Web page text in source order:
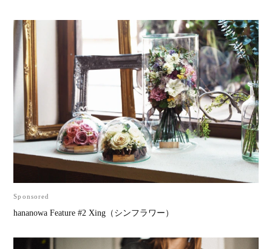
Sponsored
hananowa Feature #2 Xing（シンフラワー）